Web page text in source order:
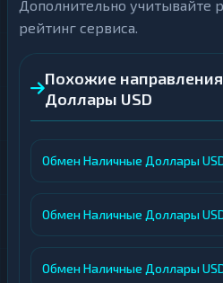
Дополнительно учитывайте
рейтинг сервиса.
Похожие
Доллары USD
Обмен Наличные Доллары
Обмен Наличные Доллары
Обмен Наличные Доллары